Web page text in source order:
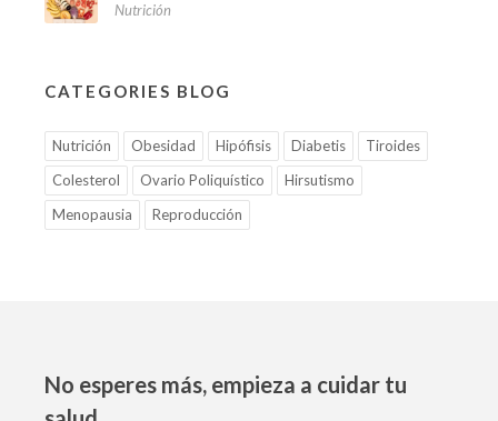
Nutrición
CATEGORIES BLOG
Nutrición Obesidad Hipófisis Diabetis
Tiroides
Colesterol
Ovario Poliquístico
Hirsutismo
Menopausia
Reproducción
No esperes más, empieza a cuidar tu